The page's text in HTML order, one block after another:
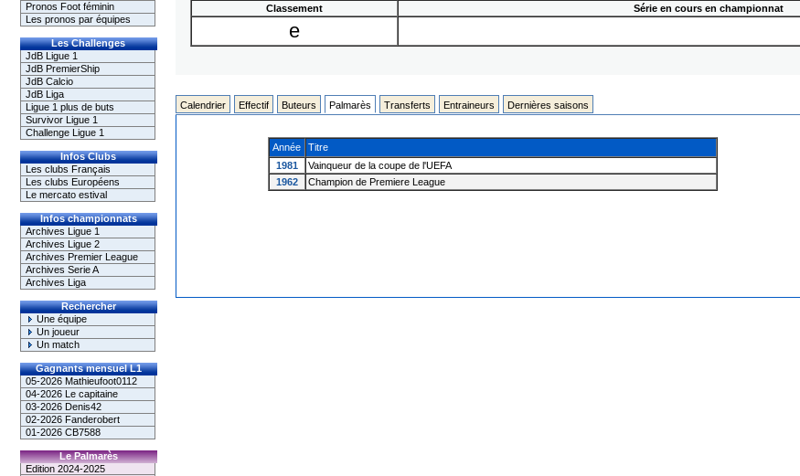
Pronos Foot féminin
Les pronos par équipes
Les Challenges
JdB Ligue 1
JdB PremierShip
JdB Calcio
JdB Liga
Ligue 1 plus de buts
Survivor Ligue 1
Challenge Ligue 1
Infos Clubs
Les clubs Français
Les clubs Européens
Le mercato estival
Infos championnats
Archives Ligue 1
Archives Ligue 2
Archives Premier League
Archives Serie A
Archives Liga
Rechercher
Une équipe
Un joueur
Un match
Gagnants mensuel L1
05-2026 Mathieufoot0112
04-2026 Le capitaine
03-2026 Denis42
02-2026 Fanderobert
01-2026 CB7588
Le Palmarès
Edition 2024-2025
Classement Série en cours en championnat
e
Calendrier Effectif Buteurs Palmarès Transferts Entraineurs Dernières saisons
Année
Titre
1981
Vainqueur de la coupe de l'UEFA
1962
Champion de Premiere League